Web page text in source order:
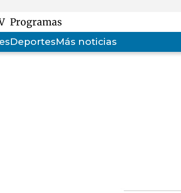
Programas
DeportesMás noticias